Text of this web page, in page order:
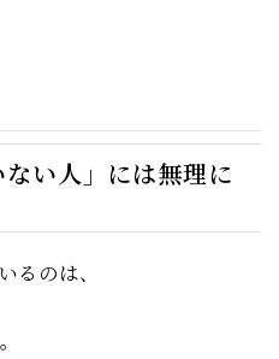
い人」には無理に
るのは、